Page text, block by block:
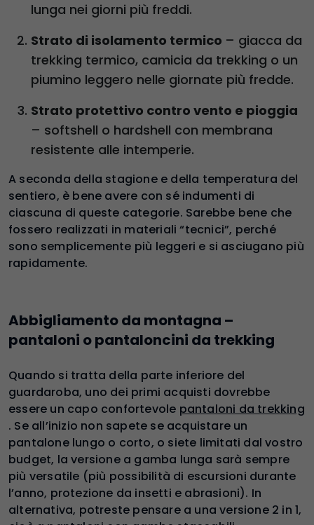
lunga nei giorni più freddi.
Strato di isolamento termico – giacca da
trekking termico, camicia da trekking o un
piumino leggero nelle giornate più fredde.
Strato protettivo contro vento e pioggia
– softshell o hardshell con membrana
resistente alle intemperie.
A seconda della stagione e della temperatura del
sentiero, è bene avere con sé indumenti di
ciascuna di queste categorie. Sarebbe bene che
fossero realizzati in materiali “tecnici”, perché
sono semplicemente più leggeri e si asciugano più
rapidamente.
Abbigliamento da montagna –
pantaloni o pantaloncini da trekking
Quando si tratta della parte inferiore del
guardaroba, uno dei primi acquisti dovrebbe
essere un capo confortevole pantaloni da trekking
. Se all’inizio non sapete se acquistare un
pantalone lungo o corto, o siete limitati dal vostro
budget, la versione a gamba lunga sarà sempre
più versatile (più possibilità di escursioni durante
l’anno, protezione da insetti e abrasioni). In
alternativa, potreste pensare a una versione 2 in 1,